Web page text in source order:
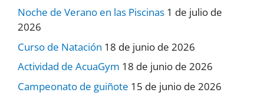
Noche de Verano en las Piscinas 1 de julio de
2026
Curso de Natación 18 de junio de 2026
Actividad de AcuaGym 18 de junio de 2026
Campeonato de guiñote 15 de junio de 2026